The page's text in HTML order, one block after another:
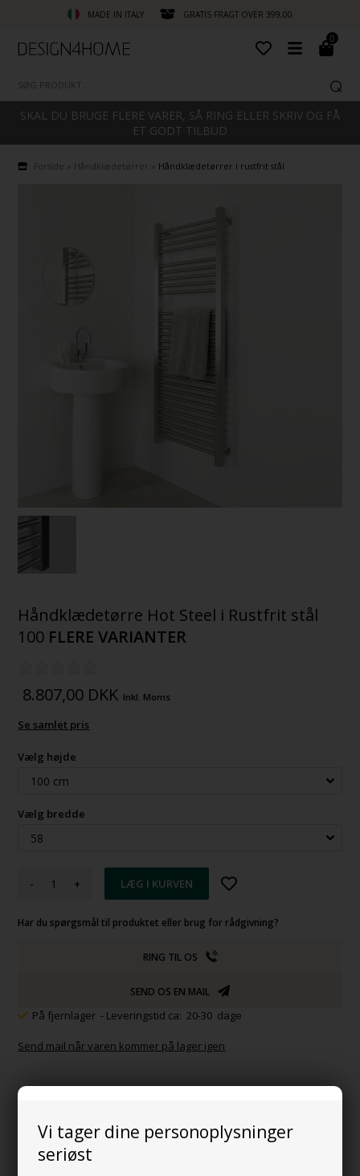
Vi tager dine personoplysninger
seriøst
MADE IN ITALY GRATIS FRAGT OVER 399,00
0
SKAL DU BRUGE FLERE VARER, SÅ RING ELLER SKRIV OG FÅ
ET GODT TILBUD
Forside Håndklædetørrer Håndklædetørrer i rustfrit stål
Håndklædetørre Hot Steel i Rustfrit stål
100 FLERE VARIANTER
8.807,00 DKK Inkl. Moms
Se samlet pris
Vælg højde
Vælg bredde
- +
Har du spørgsmål til produktet eller brug for rådgivning?
RING TIL OS
SEND OS EN MAIL
På fjernlager - Leveringstid ca: 20-30 dage
Send mail når varen kommer på lager igen
Produceret efter EUs miljøregler
Transporteret med tog fra Italien til Danmark